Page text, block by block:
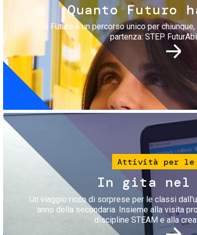
Quanto Futuro
Il Futuro è un percorso unico per
partenza: STEP
Attività per le
In gita nel
Un viaggio ricco di sorprese per le classi
anno della secondaria. Insieme alla visita
discipline STEAM e alla